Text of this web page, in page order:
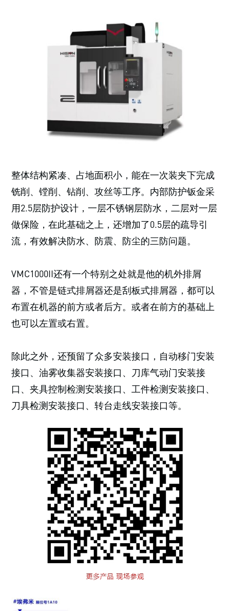
整体结构紧凑、占地面积小，能在一次装夹下完成
铣削、镗削、钻削、攻丝等工序。内部防护钣金采
用2.5层防护设计，一层不锈钢层防水，二层对一层
做保险，在此基础之上，还增加了0.5层的疏导引
流，有效解决防水、防震、防尘的三防问题。
VMC1000II还有一个特别之处就是他的机外排屑
器，不管是链式排屑器还是刮板式排屑器，都可以
布置在机器的前方或者后方。或者在前方的基础上
也可以左置或右置。
除此之外，还预留了众多安装接口，自动移门安装
接口、油雾收集器安装接口、刀库气动门安装接
口、夹具控制检测安装接口、工件检测安装接口、
刀具检测安装接口、转台走线安装接口等。